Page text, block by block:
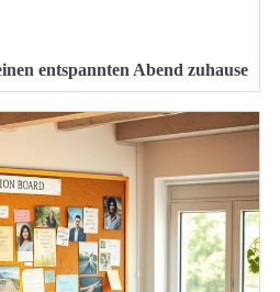
entspannten Abend zuhause